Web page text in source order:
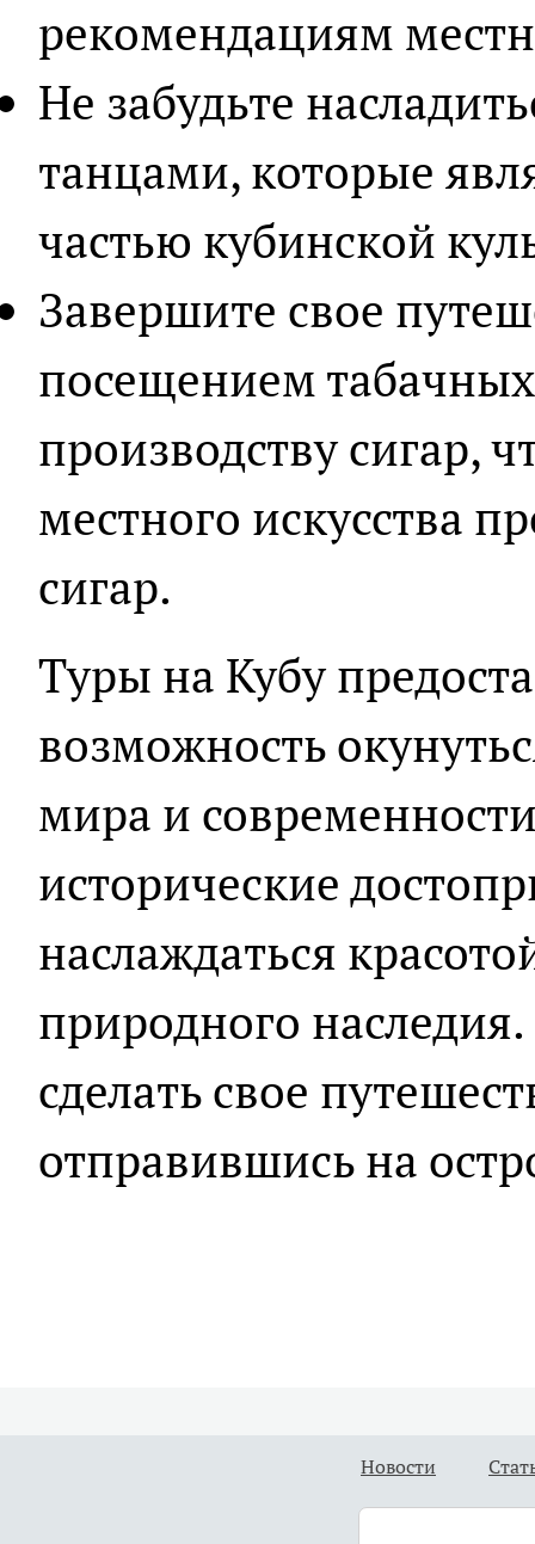
рекомендациям
Не забудьте
танцами, которые
частью кубинской
Завершите свое
посещением
производству сигар,
местного искусства
сигар.
Туры на Кубу
возможность
мира и
исторические
наслаждаться
природного
сделать свое
отправившись на
Новости